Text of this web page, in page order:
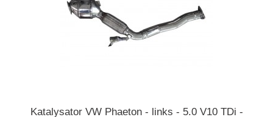
Katalysator VW Phaeton - links - 5.0 V10 TDi -